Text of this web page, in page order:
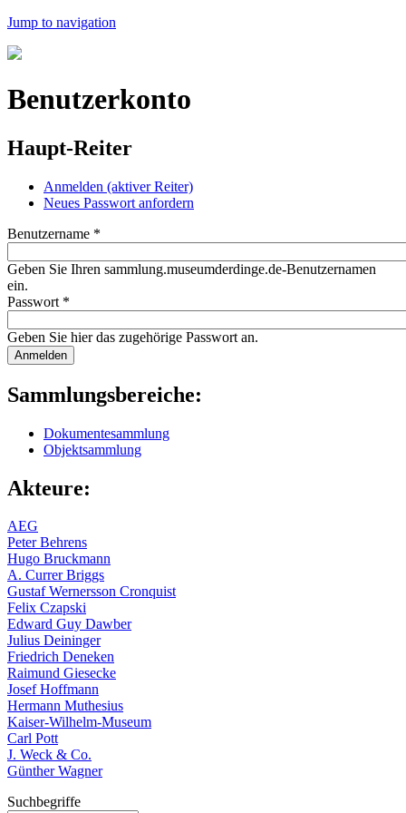
Jump to navigation
Benutzerkonto
Haupt-Reiter
Anmelden (aktiver Reiter)
Neues Passwort anfordern
Benutzername *
Geben Sie Ihren sammlung.museumderdinge.de-Benutzernamen
ein.
Passwort *
Geben Sie hier das zugehörige Passwort an.
Sammlungsbereiche:
Dokumentesammlung
Objektsammlung
Akteure:
AEG
Peter Behrens
Hugo Bruckmann
A. Currer Briggs
Gustaf Wernersson Cronquist
Felix Czapski
Edward Guy Dawber
Julius Deininger
Friedrich Deneken
Raimund Giesecke
Josef Hoffmann
Hermann Muthesius
Kaiser-Wilhelm-Museum
Carl Pott
J. Weck & Co.
Günther Wagner
Suchbegriffe